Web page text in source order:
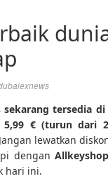
tersedia di
€ (turun dari
Jangan lewatkan
dengan Allkeyshop
hari ini.